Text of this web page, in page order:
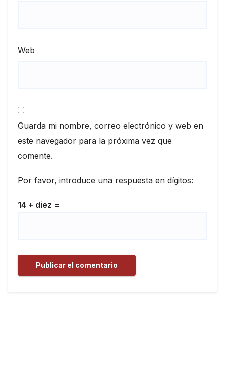
Web
Guarda mi nombre, correo electrónico y web en
este navegador para la próxima vez que
comente.
Por favor, introduce una respuesta en dígitos:
14 + diez =